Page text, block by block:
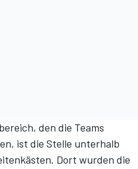
den die Teams
ist die Stelle unterhalb
Dort wurden die